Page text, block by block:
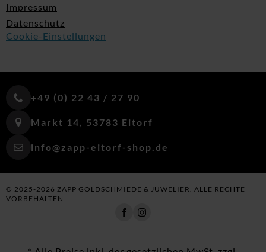
Impressum
Datenschutz
Cookie-Einstellungen
+49 (0) 22 43 / 27 90
Markt 14, 53783 Eitorf
info@zapp-eitorf-shop.de
© 2025-2026 ZAPP GOLDSCHMIEDE & JUWELIER. ALLE RECHTE
VORBEHALTEN